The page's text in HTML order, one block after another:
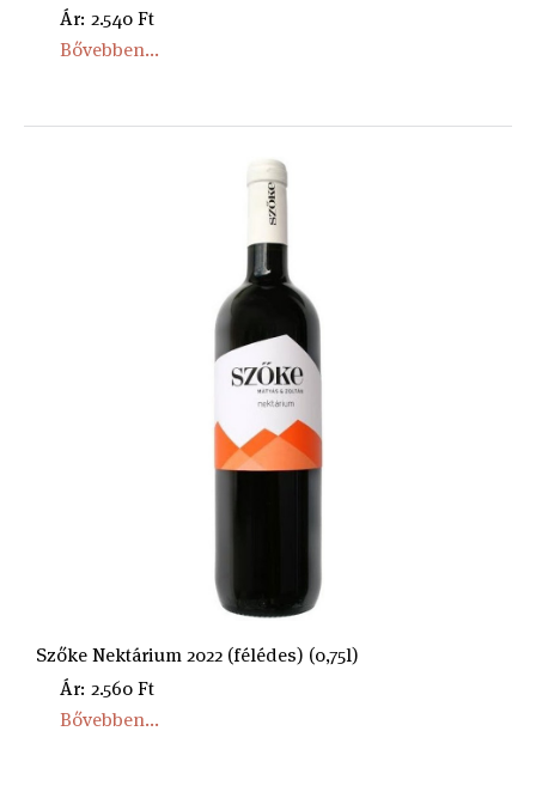
Ár: 2.540 Ft
Bővebben...
Szőke Nektárium 2022 (félédes) (0,75l)
Ár: 2.560 Ft
Bővebben...